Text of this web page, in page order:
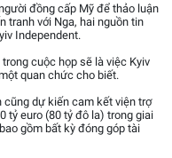
đồng cấp Mỹ để thảo luận
tranh với Nga, hai nguồn tin
Independent.
cuộc họp sẽ là việc Kyiv
quan chức cho biết.
dự kiến cam kết viện trợ
tỷ euro (80 tỷ đô la) trong giai
gồm bất kỳ đóng góp tài